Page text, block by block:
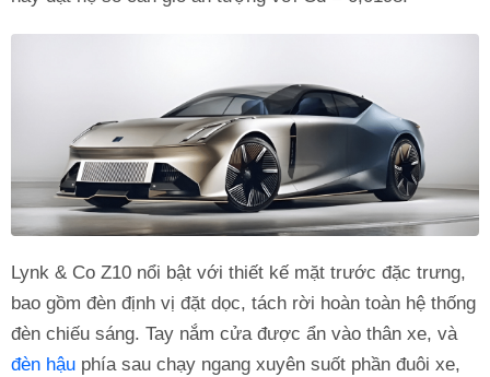
Lynk & Co Z10 nổi bật với thiết kế mặt trước đặc trưng,
bao gồm đèn định vị đặt dọc, tách rời hoàn toàn hệ thống
đèn chiếu sáng. Tay nắm cửa được ẩn vào thân xe, và
đèn hậu phía sau chạy ngang xuyên suốt phần đuôi xe,